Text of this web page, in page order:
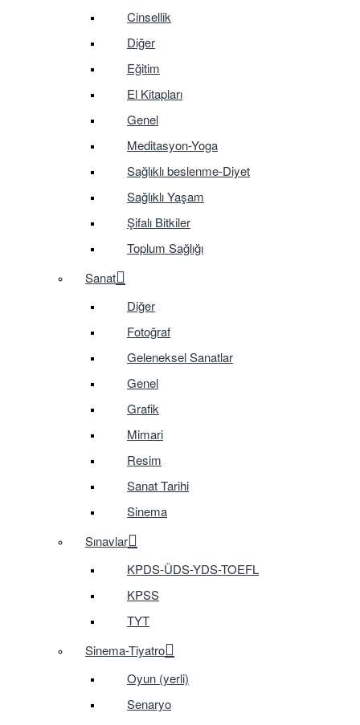
Cinsellik
Diğer
Eğitim
El Kitapları
Genel
Meditasyon-Yoga
Sağlıklı beslenme-Diyet
Sağlıklı Yaşam
Şifalı Bitkiler
Toplum Sağlığı
Sanat
Diğer
Fotoğraf
Geleneksel Sanatlar
Genel
Grafik
Mimari
Resim
Sanat Tarihi
Sinema
Sınavlar
KPDS-ÜDS-YDS-TOEFL
KPSS
TYT
Sinema-Tiyatro
Oyun (yerli)
Senaryo